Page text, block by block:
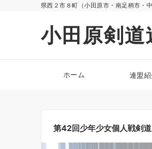
県西２市８町（小田原市・南足柄市・
小田原剣道
ホーム 連盟紹
第42回少年少女個人戦剣